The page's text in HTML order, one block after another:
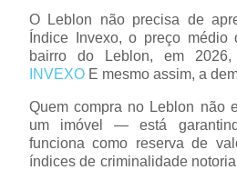
O Leblon não precisa de
Índice Invexo, o preço médio
bairro do Leblon, em
INVEXO E mesmo assim, a
Quem compra no Leblon não
um imóvel — está
funciona como reserva de
índices de criminalidade